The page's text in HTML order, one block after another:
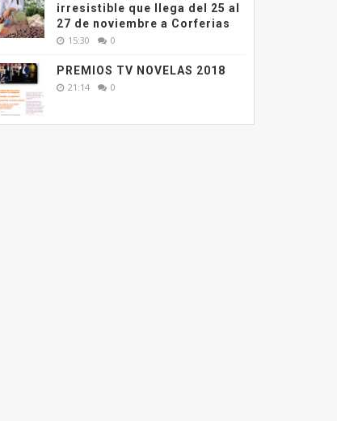
irresistible que llega del 25 al
27 de noviembre a Corferias
15:30 0
PREMIOS TV NOVELAS 2018
21:14 0